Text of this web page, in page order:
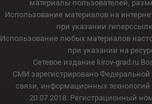
материалы пользователей,
Использование материалов на
при указании
Использование любых материалов
при указании на
Сетевое издание kirov-grad.ru
СМИ зарегистрировано
связи, информационных
20.07.2018. Регистрационный